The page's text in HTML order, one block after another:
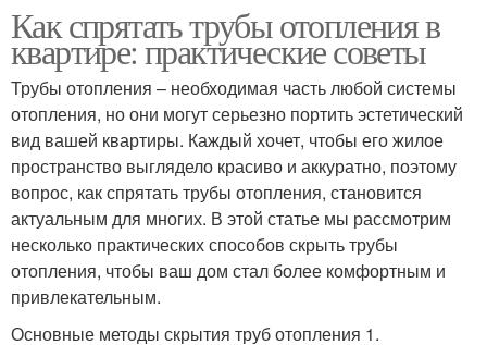
Как спрятать трубы отопления в
квартире: практические советы
Трубы отопления – необходимая часть любой системы
отопления, но они могут серьезно портить эстетический
вид вашей квартиры. Каждый хочет, чтобы его жилое
пространство выглядело красиво и аккуратно, поэтому
вопрос, как спрятать трубы отопления, становится
актуальным для многих. В этой статье мы рассмотрим
несколько практических способов скрыть трубы
отопления, чтобы ваш дом стал более комфортным и
привлекательным.
Основные методы скрытия труб отопления 1.